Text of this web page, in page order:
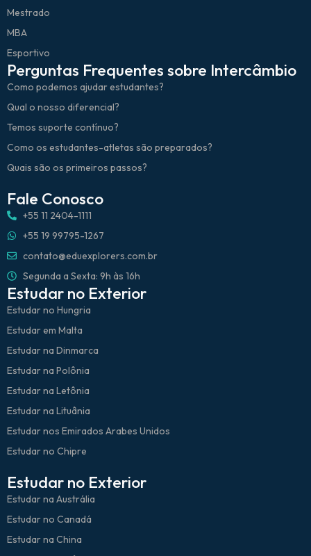
Mestrado
MBA
Esportivo
Perguntas Frequentes sobre Intercâmbio
Como podemos ajudar estudantes?
Qual o nosso diferencial?
Temos suporte contínuo?
Como os estudantes-atletas são preparados?
Quais são os primeiros passos?
Fale Conosco
+55 11 2404-1111
+55 19 99795-1267
contato@eduexplorers.com.br
Segunda a Sexta: 9h às 16h
Estudar no Exterior
Estudar no Hungria
Estudar em Malta
Estudar na Dinmarca
Estudar na Polônia
Estudar na Letônia
Estudar na Lituânia
Estudar nos Emirados Arabes Unidos
Estudar no Chipre
Estudar no Exterior
Estudar na Austrália
Estudar no Canadá
Estudar na China